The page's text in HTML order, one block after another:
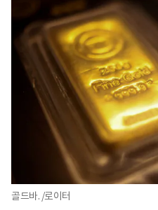
골드바. /로이터